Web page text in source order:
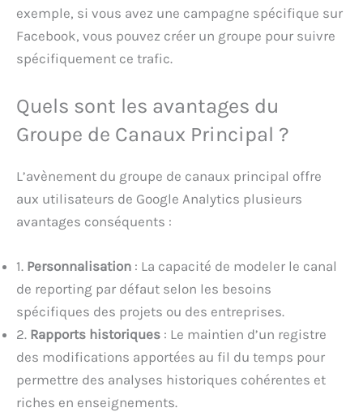
exemple, si vous avez une campagne spécifique sur
Facebook, vous pouvez créer un groupe pour suivre
spécifiquement ce trafic.
Quels sont les avantages du
Groupe de Canaux Principal ?
L’avènement du groupe de canaux principal offre
aux utilisateurs de Google Analytics plusieurs
avantages conséquents :
1. Personnalisation : La capacité de modeler le canal
de reporting par défaut selon les besoins
spécifiques des projets ou des entreprises.
2. Rapports historiques : Le maintien d’un registre
des modifications apportées au fil du temps pour
permettre des analyses historiques cohérentes et
riches en enseignements.